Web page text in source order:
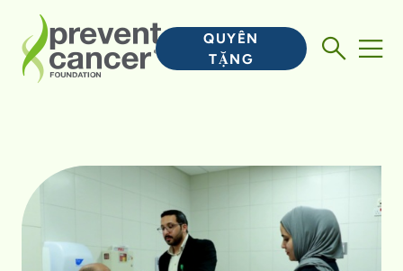
QUYÊN
TẶNG